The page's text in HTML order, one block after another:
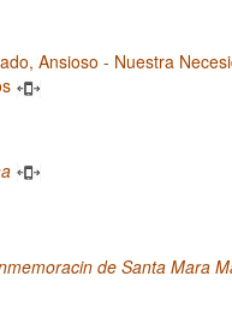
Ansioso - Nuestra
de Santa Mara